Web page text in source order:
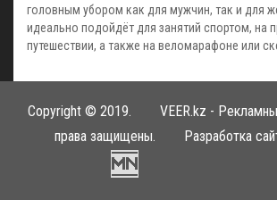
головным убором как для мужчин, так и для
идеально подойдёт для занятий спортом, на
путешествии, а также на веломарафоне или
Copyright © 2019. VEER.kz -
права защищены. Разработка